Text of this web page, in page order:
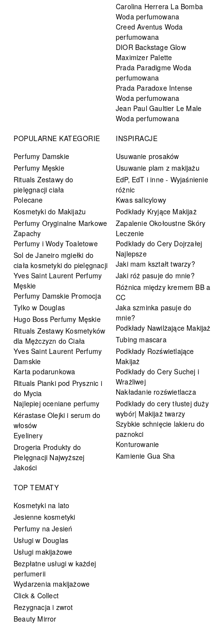
Carolina Herrera La Bomba
Woda perfumowana
Creed Aventus Woda
perfumowana
DIOR Backstage Glow
Maximizer Palette
Prada Paradigme Woda
perfumowana
Prada Paradoxe Intense
Woda perfumowana
Jean Paul Gaultier Le Male
Woda perfumowana
POPULARNE KATEGORIE
Perfumy Damskie
Perfumy Męskie
Rituals Zestawy do
pielęgnacji ciała
Polecane
Kosmetyki do Makijażu
Perfumy Oryginalne Markowe
Zapachy
Perfumy i Wody Toaletowe
Sol de Janeiro mgiełki do
ciała kosmetyki do pielęgnacji
Yves Saint Laurent Perfumy
Męskie
Perfumy Damskie Promocja
Tylko w Douglas
Hugo Boss Perfumy Męskie
Rituals Zestawy Kosmetyków
dla Mężczyzn do Ciała
Yves Saint Laurent Perfumy
Damskie
Karta podarunkowa
Rituals Pianki pod Prysznic i
do Mycia
Najlepiej oceniane perfumy
Kérastase Olejki i serum do
włosów
Eyelinery
Drogeria Produkty do
Pielęgnacji Najwyższej
Jakości
INSPIRACJE
Usuwanie prosaków
Usuwanie plam z makijażu
EdP, EdT i inne - Wyjaśnienie
różnic
Kwas salicylowy
Podkłady Kryjące Makijaż
Zapalenie Okołoustne Skóry
Leczenie
Podkłady do Cery Dojrzałej
Najlepsze
Jaki mam kształt twarzy?
Jaki róż pasuje do mnie?
Różnica między kremem BB a
CC
Jaka szminka pasuje do
mnie?
Podkłady Nawilżające Makijaż
Tubing mascara
Podkłady Rozświetlające
Makijaż
Podkłady do Cery Suchej i
Wrażliwej
Nakładanie rozświetlacza
Podkłady do cery tłustej duży
wybór| Makijaż twarzy
Szybkie schnięcie lakieru do
paznokci
Konturowanie
Kamienie Gua Sha
TOP TEMATY
Kosmetyki na lato
Jesienne kosmetyki
Perfumy na Jesień
Usługi w Douglas
Usługi makijażowe
Bezpłatne usługi w każdej
perfumerii
Wydarzenia makijażowe
Click & Collect
Rezygnacja i zwrot
Beauty Mirror